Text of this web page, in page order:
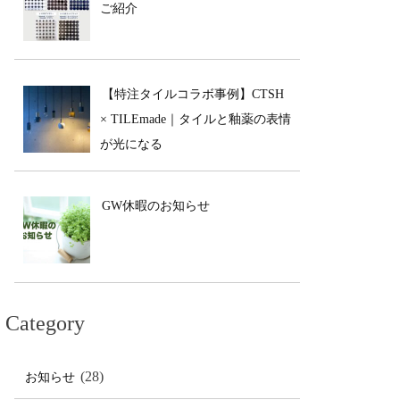
ご紹介
【特注タイルコラボ事例】CTSH
× TILEmade｜タイルと釉薬の表情
が光になる
GW休暇のお知らせ
Category
お知らせ (28)